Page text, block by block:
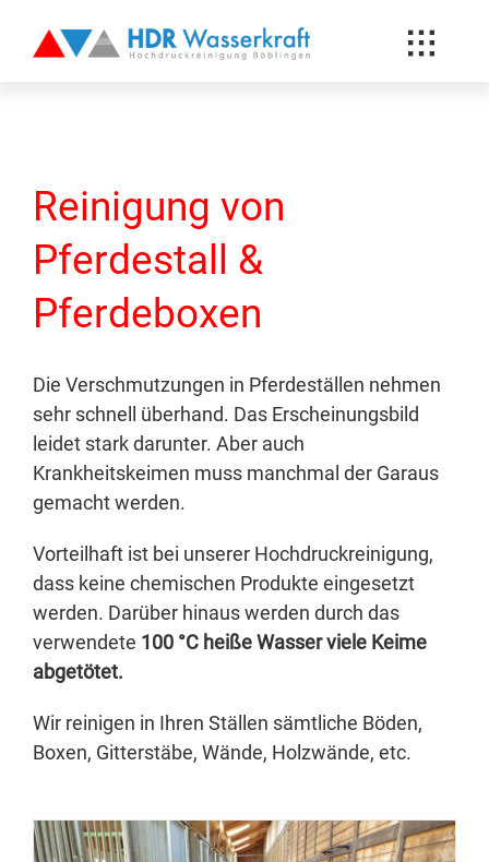
Toggle
Reinigung von
Pferdestall &
Pferdeboxen
Die Verschmutzungen in Pferdeställen nehmen
sehr schnell überhand. Das Erscheinungsbild
leidet stark darunter. Aber auch
Krankheitskeimen muss manchmal der Garaus
gemacht werden.
Vorteilhaft ist bei unserer Hochdruckreinigung,
dass keine chemischen Produkte eingesetzt
werden. Darüber hinaus werden durch das
verwendete 100 °C heiße Wasser viele Keime
abgetötet.
Wir reinigen in Ihren Ställen sämtliche Böden,
Boxen, Gitterstäbe, Wände, Holzwände, etc.